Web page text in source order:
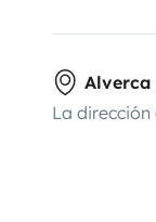
Alverca
La